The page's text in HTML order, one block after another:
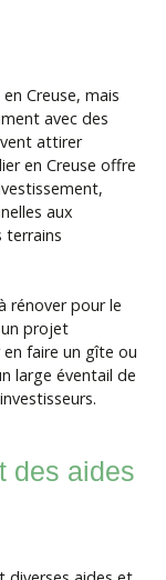
Creuse, mais
avec des
attirer
en Creuse offre
aux
terrains
rénover pour le
projet
faire un gîte ou
large éventail de
des aides